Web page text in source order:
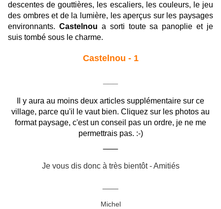
descentes de gouttières, les escaliers, les couleurs, le jeu
des ombres et de la lumière, les aperçus sur les paysages
environnants. Castelnou a sorti toute sa panoplie et je
suis tombé sous le charme.
Castelnou - 1
Il y aura au moins deux articles supplémentaire sur ce
village, parce qu'il le vaut bien. Cliquez sur les photos au
format paysage, c'est un conseil pas un ordre, je ne me
permettrais pas. :-)
Je vous dis donc à très bientôt - Amitiés
Michel